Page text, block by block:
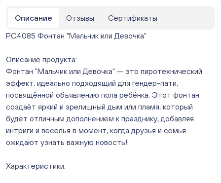
ежедневно с 10:00 до 20:00
Краснопольский 13г (Цветы) (Краснопольский, 13Г)
Мало
Молния Зоопарк - Труда,166 (ул. Труда,166/5)
ежедневно с 10:00 до 20:00
Нет в наличии
Невский. Черкасская 17 (г. Челябинск, ул.
Черкасская, д.17/1, за ТК "Невский")
ежедневно с 10:00 до 20:00
Мало
Овчинникова, д 12 (Челябинск, улица Овчинникова,
ежедневно с 10:00 до 20:00
Описание Отзывы
Сертификаты
РС4085 Фонтан "Мальчик или Девочка"
Описание продукта:
Фонтан "Мальчик или Девочка" — это пиротехнический
эффект, идеально подходящий для гендер-пати,
посвящённой объявлению пола ребёнка. Этот фонтан
создаёт яркий и зрелищный дым или пламя, который
будет отличным дополнением к празднику, добавляя
интриги и веселья в момент, когда друзья и семья
ожидают узнать важную новость!
Характеристики: